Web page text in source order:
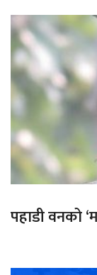
पहाडी वनको